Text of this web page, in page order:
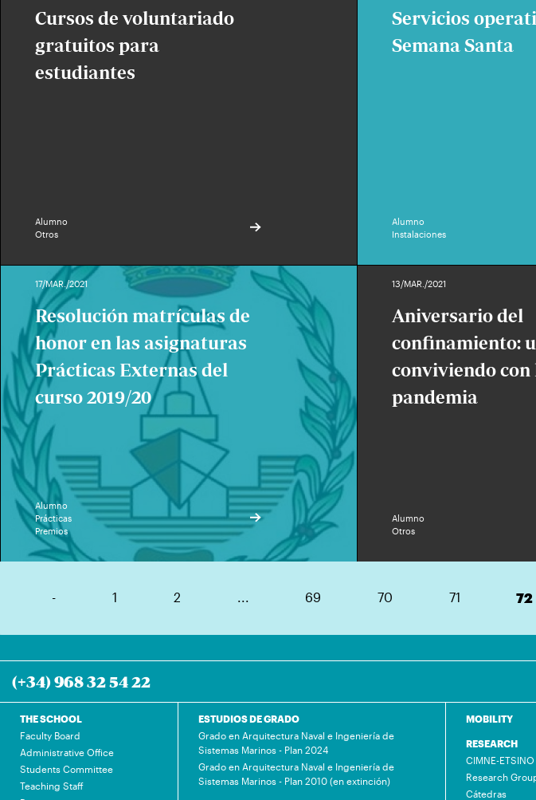
Cursos de voluntariado
gratuitos para
estudiantes
Alumno
Otros
Servicios
Semana Santa
Alumno
Instalaciones
17/MAR./2021
Resolución matrículas de
honor en las asignaturas
Prácticas Externas del
curso 2019/20
Alumno
Prácticas
Premios
13/MAR./2021
Aniversario del
confinamiento:
conviviendo con
pandemia
Alumno
Otros
- 1 2 ... 69 70 71 72
(+34) 968 32 54 22
THE SCHOOL
Faculty Board
Administrative Office
Students Committee
Teaching Staff
ESTUDIOS DE GRADO
Grado en Arquitectura Naval e Ingeniería de
Sistemas Marinos - Plan 2024
Grado en Arquitectura Naval e Ingeniería de
Sistemas Marinos - Plan 2010 (en extinción)
MOBILITY
RESEARCH
CIMNE-
Research
Cátedras